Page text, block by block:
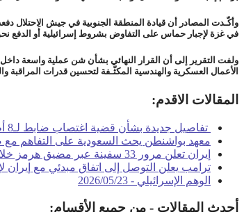
وأكّـدت المصادر أن قيادة المنطقة الجنوبية في جيش الاحتلال
في غزة لإجبار حماس على التفاوض بشروط إسرائيلية أَو الدفع
ولفت التقرير إلى أن القرار النهائي بشأن شن عملية واسعة
الأعمال العسكرية والهندسية المكثّـفة لتحسين قدرات المراقبة
المقالات الاقدم:
تفاصيل جديدة بشأن قضية اغتصاب ضابط لـ8 أطفال في عدن وتواطؤ أمني لحمايته -
معهد بواشنطن يحث السعودية على التفاهم مع
إيران تعلن مرور 33 سفينة عبر مضيق هرمز خلال 24 ساعة -
ترامب يعلن التوصل إلى اتفاق مبدئي مع إيران
الوهم الإسرائيلي - 2026/05/23
أحدث المقالات - من جميع الأقسام: